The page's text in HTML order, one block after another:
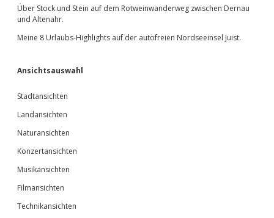
Über Stock und Stein auf dem Rotweinwanderweg zwischen Dernau
und Altenahr.
Meine 8 Urlaubs-Highlights auf der autofreien Nordseeinsel Juist.
Ansichtsauswahl
Stadtansichten
Landansichten
Naturansichten
Konzertansichten
Musikansichten
Filmansichten
Technikansichten